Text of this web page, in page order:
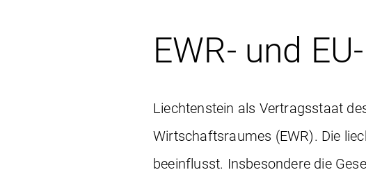
EWR- und
Liechtenstein als Vertragsstaat
Wirtschaftsraumes (EWR). Die
beeinflusst. Insbesondere die